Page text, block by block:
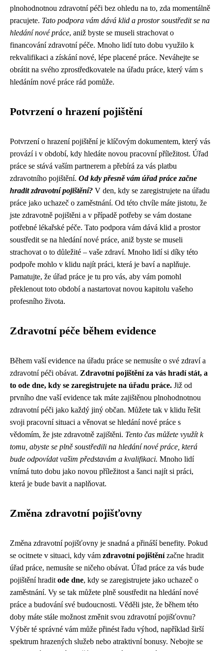
plnohodnotnou zdravotní péči bez ohledu na to, zda momentálně
pracujete. Tato podpora vám dává klid a prostor soustředit se na
hledání nové práce, aniž byste se museli strachovat o
financování zdravotní péče. Mnoho lidí tuto dobu využilo k
rekvalifikaci a získání nové, lépe placené práce. Neváhejte se
obrátit na svého zprostředkovatele na úřadu práce, který vám s
hledáním nové práce rád pomůže.
Potvrzení o hrazení pojištění
Potvrzení o hrazení pojištění je klíčovým dokumentem, který vás
provází i v období, kdy hledáte novou pracovní příležitost. Úřad
práce se stává vaším partnerem a přebírá za vás platbu
zdravotního pojištění. Od kdy přesně vám úřad práce začne
hradit zdravotní pojištění? V den, kdy se zaregistrujete na úřadu
práce jako uchazeč o zaměstnání. Od této chvíle máte jistotu, že
jste zdravotně pojištěni a v případě potřeby se vám dostane
potřebné lékařské péče. Tato podpora vám dává klid a prostor
soustředit se na hledání nové práce, aniž byste se museli
strachovat o to důležité – vaše zdraví. Mnoho lidí si díky této
podpoře mohlo v klidu najít práci, která je baví a naplňuje.
Pamatujte, že úřad práce je tu pro vás, aby vám pomohl
překlenout toto období a nastartovat novou kapitolu vašeho
profesního života.
Zdravotní péče během evidence
Během vaší evidence na úřadu práce se nemusíte o své zdraví a
zdravotní péči obávat. Zdravotní pojištění za vás hradí stát, a
to ode dne, kdy se zaregistrujete na úřadu práce. Již od
prvního dne vaší evidence tak máte zajištěnou plnohodnotnou
zdravotní péči jako každý jiný občan. Můžete tak v klidu řešit
svoji pracovní situaci a věnovat se hledání nové práce s
vědomím, že jste zdravotně zajištěni. Tento čas můžete využít k
tomu, abyste se plně soustředili na hledání nové práce, která
bude odpovídat vašim představám a kvalifikaci. Mnoho lidí
vnímá tuto dobu jako novou příležitost a šanci najít si práci,
která je bude bavit a naplňovat.
Změna zdravotní pojišťovny
Změna zdravotní pojišťovny je snadná a přináší benefity. Pokud
se ocitnete v situaci, kdy vám zdravotní pojištěnízačne hradit
úřad práce, nemusíte se ničeho obávat. Úřad práce za vás bude
pojištění hradit ode dne, kdy se zaregistrujete jako uchazeč o
zaměstnání. Vy se tak můžete plně soustředit na hledání nové
práce a budování své budoucnosti. Věděli jste, že během této
doby máte stále možnost změnit svou zdravotní pojišťovnu?
Výběr té správné vám může přinést řadu výhod, například širší
spektrum hrazených služeb nebo atraktivní bonusy. Nebojte se